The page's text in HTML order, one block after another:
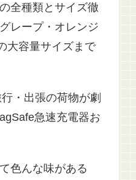
全種類とサイズ徹
レープ・オレンジ
大容量サイズまで
・出張の荷物が劇
急速充電器お
色んな味がある